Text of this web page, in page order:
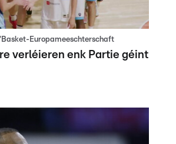
Europameeschterschaft
verléieren enk Partie géint